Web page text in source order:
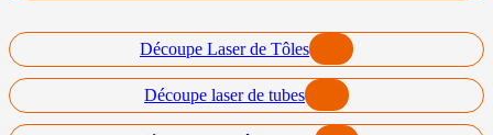
Découpe Laser de Tôles
Découpe laser de tubes